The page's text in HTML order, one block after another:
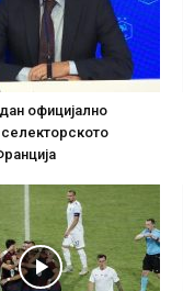
официјално